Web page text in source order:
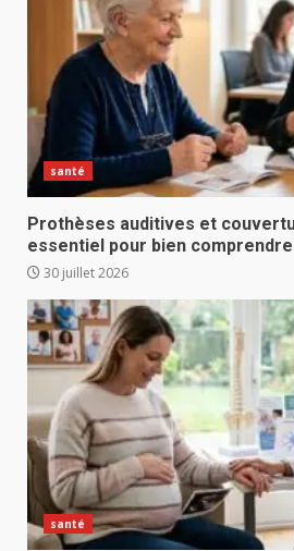
santé
Prothèses auditives et
essentiel pour bien
30 juillet 2026
santé